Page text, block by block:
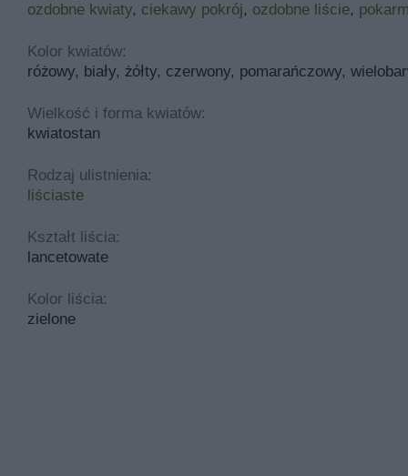
ozdobne kwiaty, ciekawy pokrój, ozdobne liście,
Kolor kwiatów:
różowy, biały, żółty, czerwony, pomarańczowy,
Wielkość i forma kwiatów:
kwiatostan
Rodzaj ulistnienia:
liściaste
Kształt liścia:
lancetowate
Kolor liścia:
zielone